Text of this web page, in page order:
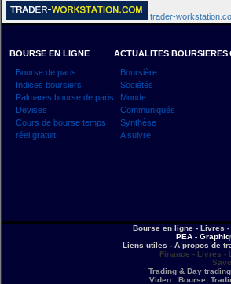
trader-
BOURSE EN LIGNE
Bourse de paris
Indices boursiers
Palmares bourse de paris
Devises
Cours de bourse temps
réel gratuit
ACTUALITÉS BOURSIÈRES
Boursière
Sociétés
Monde
Communiqués
Synthèse
A suivre
Bourse en ligne - Livres
PEA -
Liens utiles - A propos de
Finance - Livres -
Trading & Day
Video : Bourse,